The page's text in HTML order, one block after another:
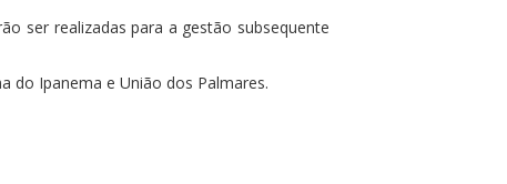
ser realizadas para a gestão subsequente
do Ipanema e União dos Palmares.